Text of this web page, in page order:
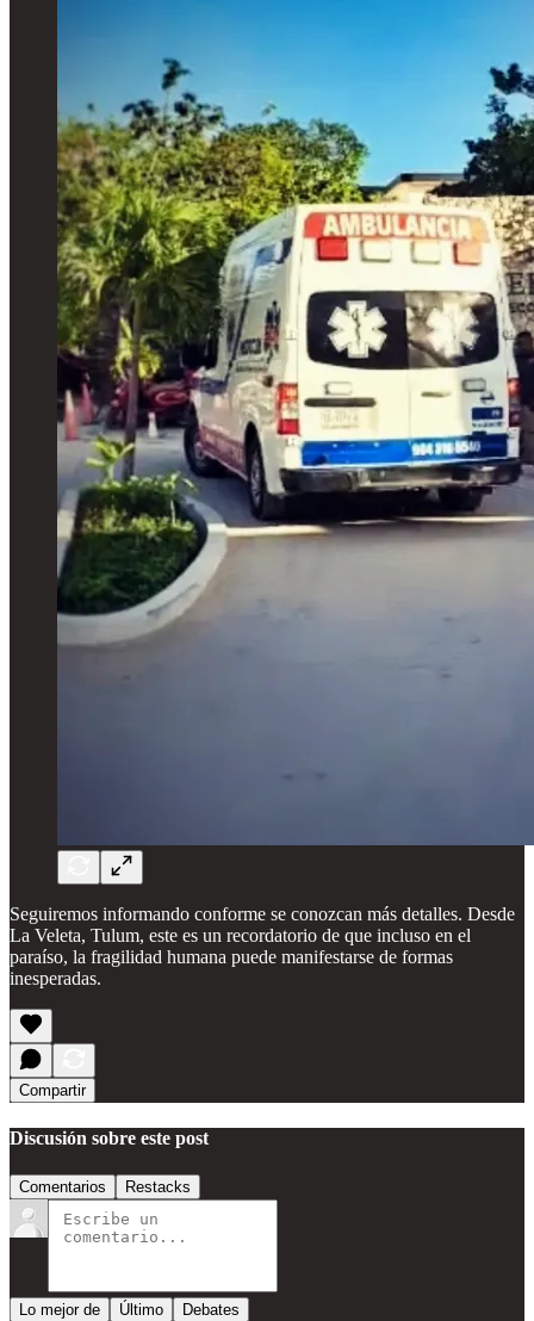
Seguiremos informando conforme se conozcan más detalles. Desde
La Veleta, Tulum, este es un recordatorio de que incluso en el
paraíso, la fragilidad humana puede manifestarse de formas
inesperadas.
Compartir
Discusión sobre este post
Comentarios Restacks
Lo mejor de Último Debates